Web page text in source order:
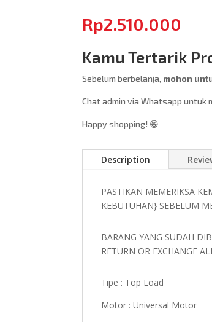
Rp2.510.000
Kamu Tertarik
Sebelum berbelanja, mohon
Chat admin via Whatsapp untuk
Happy shopping! 😁
Description
PASTIKAN MEMERIKSA
KEBUTUHAN} SEBELUM
BARANG YANG SUDAH
RETURN OR EXCHANGE
Tipe : Top Load
Motor : Universal Motor